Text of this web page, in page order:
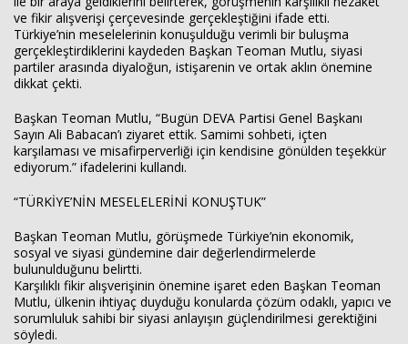
ve fikir alışverişi çerçevesinde gerçekleştiğini ifade etti.
Türkiye’nin meselelerinin konuşulduğu verimli bir buluşma
gerçekleştirdiklerini kaydeden Başkan Teoman Mutlu, siyasi
partiler arasında diyaloğun, istişarenin ve ortak aklın önemine
dikkat çekti.
Başkan Teoman Mutlu, “Bugün DEVA Partisi Genel Başkanı
Sayın Ali Babacan’ı ziyaret ettik. Samimi sohbeti, içten
karşılaması ve misafirperverliği için kendisine gönülden teşekkür
ediyorum.” ifadelerini kullandı.
“TÜRKİYE’NİN MESELELERİNİ KONUŞTUK”
Başkan Teoman Mutlu, görüşmede Türkiye’nin ekonomik,
sosyal ve siyasi gündemine dair değerlendirmelerde
bulunulduğunu belirtti.
Karşılıklı fikir alışverişinin önemine işaret eden Başkan Teoman
Mutlu, ülkenin ihtiyaç duyduğu konularda çözüm odaklı, yapıcı ve
sorumluluk sahibi bir siyasi anlayışın güçlendirilmesi gerektiğini
söyledi.